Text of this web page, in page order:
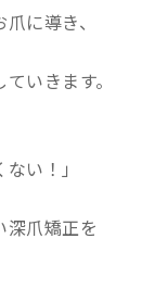
に導き、
いきます。
い！」
深爪矯正を